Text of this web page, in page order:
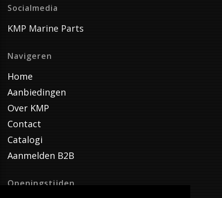
Socialmedia
KMP Marine Parts
Navigeren
Home
Aanbiedingen
Over KMP
Contact
Catalogi
Aanmelden B2B
Openingstijden